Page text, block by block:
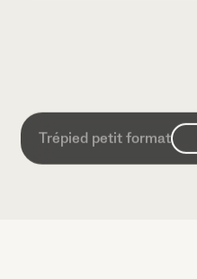
Trépied petit format